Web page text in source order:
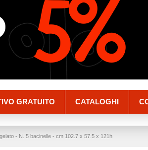
GRATUITO CATALOGHI
- N. 5 bacinelle - cm 102.7 x 57.5 x 121h
5%